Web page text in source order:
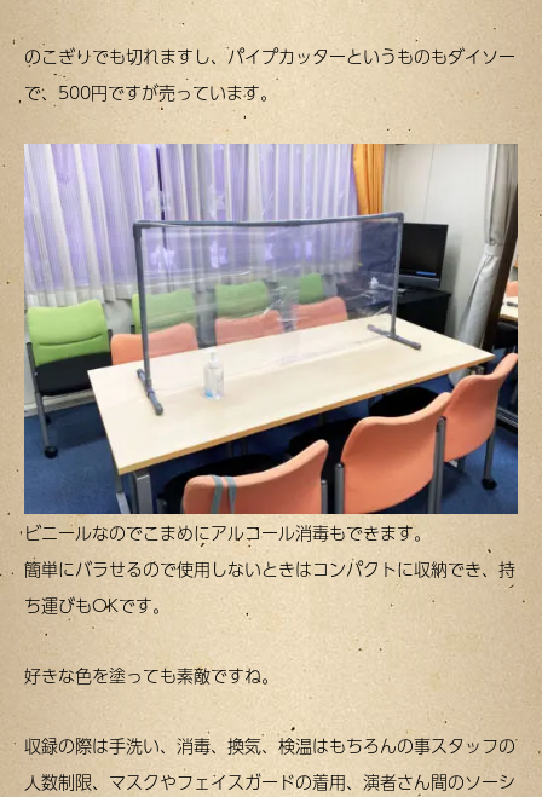
のこぎりでも切れますし、パイプカッターというものもダイソー
で、500円ですが売っています。
ビニールなのでこまめにアルコール消毒もできます。
簡単にバラせるので使用しないときはコンパクトに収納でき、持
ち運びもOKです。
好きな色を塗っても素敵ですね。
収録の際は手洗い、消毒、換気、検温はもちろんの事スタッフの
人数制限、マスクやフェイスガードの着用、演者さん間のソーシ